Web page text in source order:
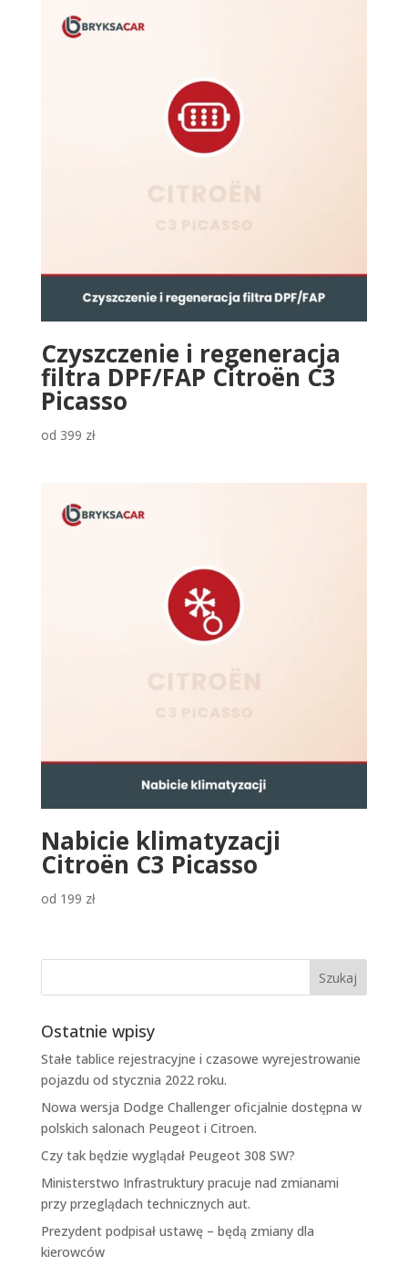
Czyszczenie i regeneracja
filtra DPF/FAP Citroën C3
Picasso
od 399 zł
Nabicie klimatyzacji
Citroën C3 Picasso
od 199 zł
Ostatnie wpisy
Stałe tablice rejestracyjne i czasowe wyrejestrowanie
pojazdu od stycznia 2022 roku.
Nowa wersja Dodge Challenger oficjalnie dostępna w
polskich salonach Peugeot i Citroen.
Czy tak będzie wyglądał Peugeot 308 SW?
Ministerstwo Infrastruktury pracuje nad zmianami
przy przeglądach technicznych aut.
Prezydent podpisał ustawę – będą zmiany dla
kierowców